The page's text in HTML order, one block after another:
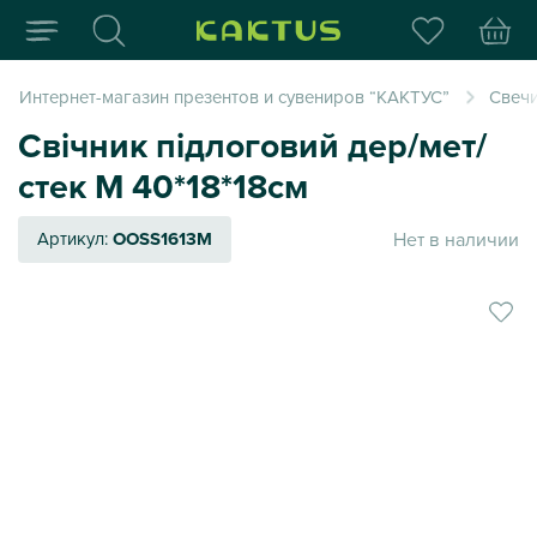
Интернет-магазин
Интернет-магазин презентов и сувениров “КАКТУС”
Свічник підлоговий дер/мет/
стек M 40*18*18см
Артикул:OOSS1613M Нет в наличии